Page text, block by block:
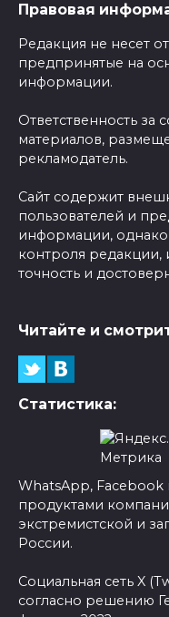
Правовая
Редакция не несет
предпринятые на
информации.
Ответственность
материалов,
рекламодатель.
Сайт содержит
пользователей и
информации,
контроля редакции,
точность и
Читайте и
Статистика:
WhatsApp, Facebook
продуктами
экстремистской и
России.
Социальная сеть X
согласно решению